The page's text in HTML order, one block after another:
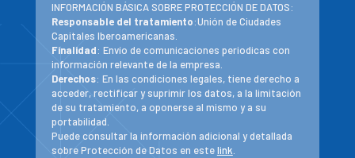
INFORMACIÓN BÁSICA SOBRE PROTECCIÓN DE DATOS:
Responsable del tratamiento:Unión de Ciudades
Capitales Iberoamericanas.
Finalidad: Envío de comunicaciones periodicas con
información relevante de la empresa.
Derechos: En las condiciones legales, tiene derecho a
acceder, rectificar y suprimir los datos, a la limitación
de su tratamiento, a oponerse al mismo y a su
portabilidad.
Puede consultar la información adicional y detallada
sobre Protección de Datos en estelink